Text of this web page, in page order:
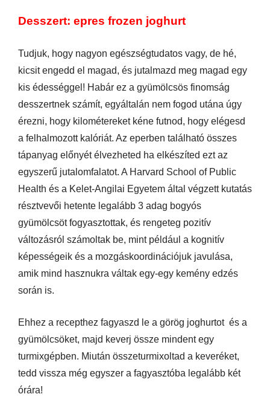
Desszert: epres frozen joghurt
Tudjuk, hogy nagyon egészségtudatos vagy, de hé,
kicsit engedd el magad, és jutalmazd meg magad egy
kis édességgel! Habár ez a gyümölcsös finomság
desszertnek számít, egyáltalán nem fogod utána úgy
érezni, hogy kilométereket kéne futnod, hogy elégesd
a felhalmozott kalóriát. Az eperben található összes
tápanyag előnyét élvezheted ha elkészíted ezt az
egyszerű jutalomfalatot. A Harvard School of Public
Health és a Kelet-Angilai Egyetem által végzett kutatás
résztvevői hetente legalább 3 adag bogyós
gyümölcsöt fogyasztottak, és rengeteg pozitív
változásról számoltak be, mint például a kognitív
képességeik és a mozgáskoordinációjuk javulása,
amik mind hasznukra váltak egy-egy kemény edzés
során is.
Ehhez a recepthez fagyaszd le a görög joghurtot és a
gyümölcsöket, majd keverj össze mindent egy
turmixgépben. Miután összeturmixoltad a keveréket,
tedd vissza még egyszer a fagyasztóba legalább két
órára!